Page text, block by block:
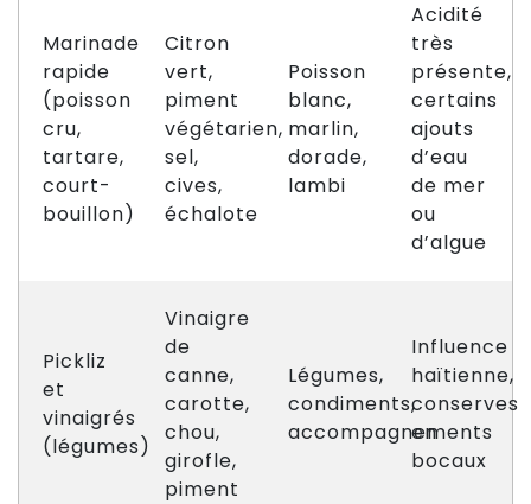
Marinade
rapide
(poisson
cru,
tartare,
court-
bouillon)
Citron
vert,
piment
végétarien,
sel,
cives,
échalote
Poisson
blanc,
marlin,
dorade,
lambi
Acidité
très
présente,
certains
ajouts
d’eau
de mer
ou
d’algue
Pickliz
et
vinaigrés
(légumes)
Vinaigre
de
canne,
carotte,
chou,
girofle,
piment
Légumes,
condiments,
accompagnements
Influence
haïtienne,
conserves
en
bocaux